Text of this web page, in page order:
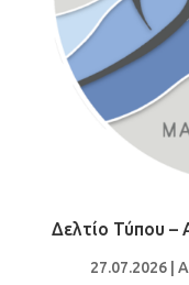
Δελτίο Τύπου –
27.07.2026 |